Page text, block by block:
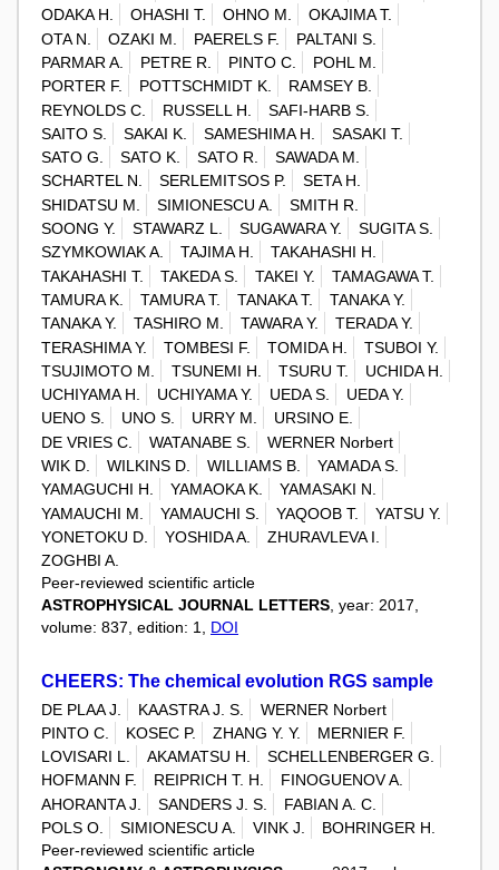
ODAKA H.
OHASHI T. OHNO M.
OKAJIMA T.
OTA N.
OZAKI M. PAERELS F.
PALTANI S.
PARMAR A.
PETRE R. PINTO C.
POHL M.
PORTER F.
POTTSCHMIDT K.
RAMSEY B.
REYNOLDS C.
RUSSELL H.
SAFI-HARB S.
SAITO S.
SAKAI K. SAMESHIMA H.
SASAKI T.
SATO G.
SATO K. SATO R.
SAWADA M.
SCHARTEL N.
SERLEMITSOS P.
SETA H.
SHIDATSU M.
SIMIONESCU A.
SMITH R.
SOONG Y.
STAWARZ L. SUGAWARA Y.
SUGITA S.
SZYMKOWIAK A.
TAJIMA H.
TAKAHASHI H.
TAKAHASHI T.
TAKEDA S. TAKEI Y.
TAMAGAWA T.
TAMURA K.
TAMURA T. TANAKA T.
TANAKA Y.
TANAKA Y.
TASHIRO M. TAWARA Y.
TERADA Y.
TERASHIMA Y.
TOMBESI F. TOMIDA H.
TSUBOI Y.
TSUJIMOTO M.
TSUNEMI H. TSURU T.
UCHIDA H.
UCHIYAMA H.
UCHIYAMA Y. UEDA S.
UEDA Y.
UENO S.
UNO S. URRY M.
URSINO E.
DE VRIES C.
WATANABE S.
WERNER Norbert
WIK D.
WILKINS D. WILLIAMS B.
YAMADA S.
YAMAGUCHI H.
YAMAOKA K.
YAMASAKI N.
YAMAUCHI M.
YAMAUCHI S. YAQOOB T.
YATSU Y.
YONETOKU D.
YOSHIDA A.
ZHURAVLEVA I.
ZOGHBI A.
Peer-reviewed scientific article
ASTROPHYSICAL JOURNAL LETTERS, year: 2017,
volume: 837, edition: 1, DOI
CHEERS: The chemical evolution RGS sample
DE PLAA J. KAASTRA J. S.
WERNER Norbert
PINTO C.
KOSEC P. ZHANG Y. Y.
MERNIER F.
LOVISARI L.
AKAMATSU H.
SCHELLENBERGER G.
HOFMANN F.
REIPRICH T. H.
FINOGUENOV A.
AHORANTA J.
SANDERS J. S.
FABIAN A. C.
POLS O.
SIMIONESCU A. VINK J.
BOHRINGER H.
Peer-reviewed scientific article